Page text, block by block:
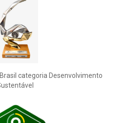
categoria Desenvolvimento